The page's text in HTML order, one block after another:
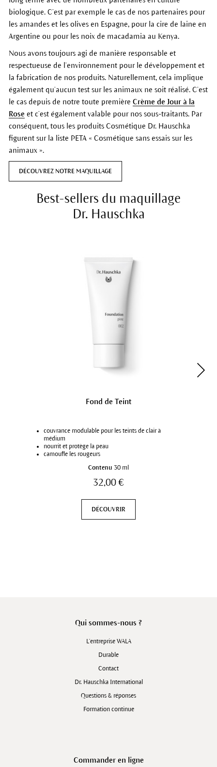
biologique. C’est par exemple le cas de nos partenaires pour
les amandes et les olives en Espagne, pour la cire de laine en
Argentine ou pour les noix de macadamia au Kenya.
Nous avons toujours agi de manière responsable et
respectueuse de l’environnement pour le développement et
la fabrication de nos produits. Naturellement, cela implique
également qu’aucun test sur les animaux ne soit réalisé. C’est
le cas depuis de notre toute première Crème de Jour à la
Rose et c’est également valable pour nos sous-traitants. Par
conséquent, tous les produits Cosmétique Dr. Hauschka
figurent sur la liste PETA « Cosmétique sans essais sur les
animaux ».
DÉCOUVREZ NOTRE MAQUILLAGE
Best-sellers du maquillage
Dr. Hauschka
Fond de Teint
couvrance modulable pour les teints de clair à
médium
nourrit et protège la peau
camoufle les rougeurs
Contenu 30 ml
32,00 €
DÉCOUVRIR
Qui sommes-nous ?
L'entreprise WALA
Durable
Contact
Dr. Hauschka International
Questions & réponses
Formation continue
Commander en ligne